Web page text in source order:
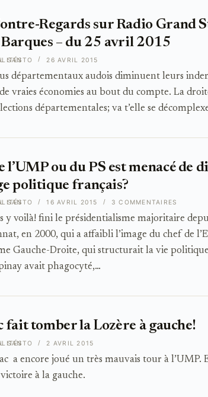
Regards sur Radio Grand
– du 25 avril 2015
départementaux audois diminuent leurs
vraies économies au bout du compte. La
départementales; va t’elle se
SANTO 26 AVRIL 2015
l’UMP ou du PS est menacé de
politique français?
y voilà! fini le présidentialisme majoritaire
en 2000, qui a affaibli l’image du chef de
Gauche-Droite, qui structurait la vie
avait phagocyté,…
SANTO 16 AVRIL 2015 3 COMMENTAIRES
fait tomber la Lozère à gauche!
encore joué un très mauvais tour à l’UMP.
à la gauche.
SANTO 2 AVRIL 2015